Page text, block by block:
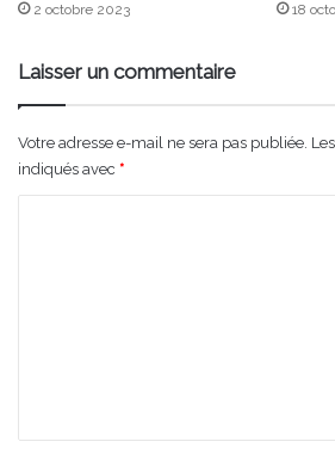
2 octobre 2023 18
Laisser un commentaire
Votre adresse e-mail ne sera pas publiée.
indiqués avec *